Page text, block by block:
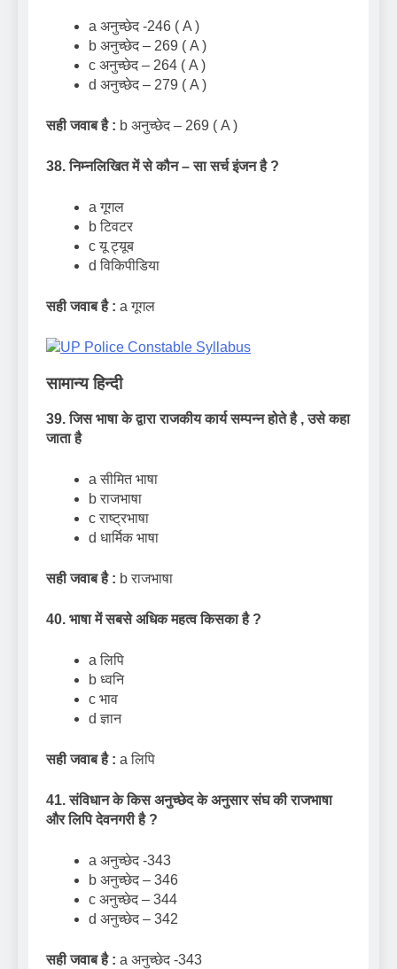
a अनुच्छेद -246 ( A )
b अनुच्छेद – 269 ( A )
c अनुच्छेद – 264 ( A )
d अनुच्छेद – 279 ( A )
सही जवाब है : b अनुच्छेद – 269 ( A )
38. निम्नलिखित में से कौन – सा सर्च इंजन है ?
a गूगल
b टिवटर
c यू ट्यूब
d विकिपीडिया
सही जवाब है : a गूगल
सामान्य हिन्दी
39. जिस भाषा के द्वारा राजकीय कार्य सम्पन्न होते है ,उसे कहा
जाता है
a सीमित भाषा
b राजभाषा
c राष्ट्रभाषा
d धार्मिक भाषा
सही जवाब है : b राजभाषा
40. भाषा में सबसे अधिक महत्व किसका है ?
a लिपि
b ध्वनि
c भाव
d ज्ञान
सही जवाब है : a लिपि
41. संविधान के किस अनुच्छेद के अनुसार संघ की राजभाषा
और लिपि देवनगरी है ?
a अनुच्छेद -343
b अनुच्छेद – 346
c अनुच्छेद – 344
d अनुच्छेद – 342
सही जवाब है : a अनुच्छेद -343